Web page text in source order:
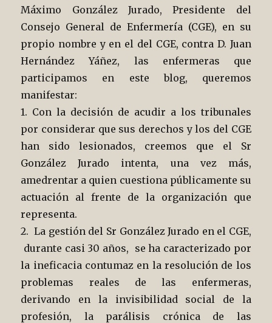
Máximo González Jurado, Presidente del
Consejo General de Enfermería (CGE), en su
propio nombre y en el del CGE, contra D. Juan
Hernández Yáñez, las enfermeras que
participamos en este blog, queremos
manifestar:
1. Con la decisión de acudir a los tribunales
por considerar que sus derechos y los del CGE
han sido lesionados, creemos que el Sr
González Jurado intenta, una vez más,
amedrentar a quien cuestiona públicamente su
actuación al frente de la organización que
representa.
2. La gestión del Sr González Jurado en el CGE,
durante casi 30 años, se ha caracterizado por
la ineficacia contumaz en la resolución de los
problemas reales de las enfermeras,
derivando en la invisibilidad social de la
profesión, la parálisis crónica de las